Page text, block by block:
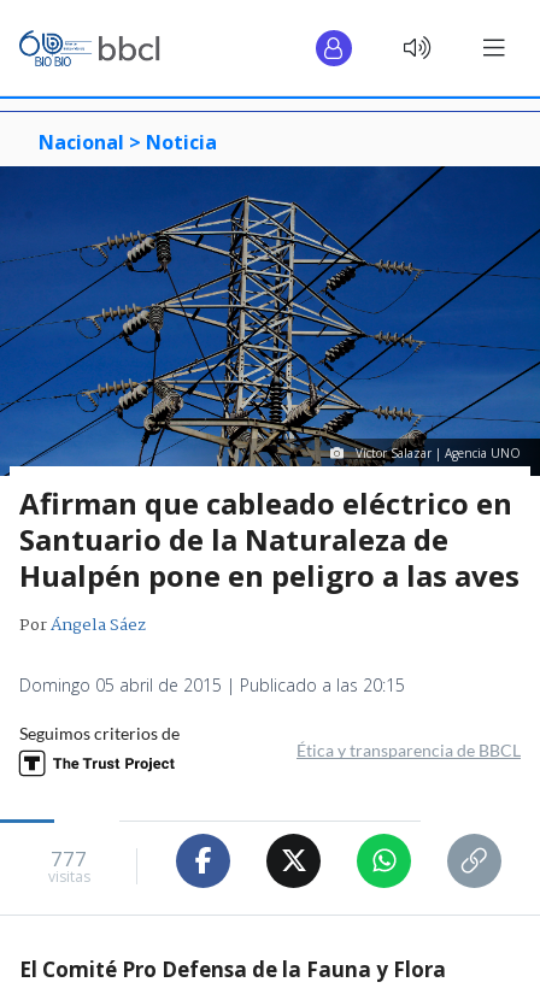
Nacional > Noticia
Víctor Salazar | Agencia UNO
Afirman que cableado eléctrico en
Santuario de la Naturaleza de
Hualpén pone en peligro a las aves
PorÁngela Sáez
Domingo 05 abril de 2015 | Publicado a las 20:15
Seguimos criterios de
Ética y transparencia de BBCL
777
visitas
El Comité Pro Defensa de la Fauna y Flora